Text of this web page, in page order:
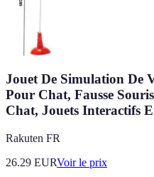
Jouet De Simulation De
Pour Chat, Fausse
Chat, Jouets Interactifs
Rakuten FR
26.29 EURVoir le prix